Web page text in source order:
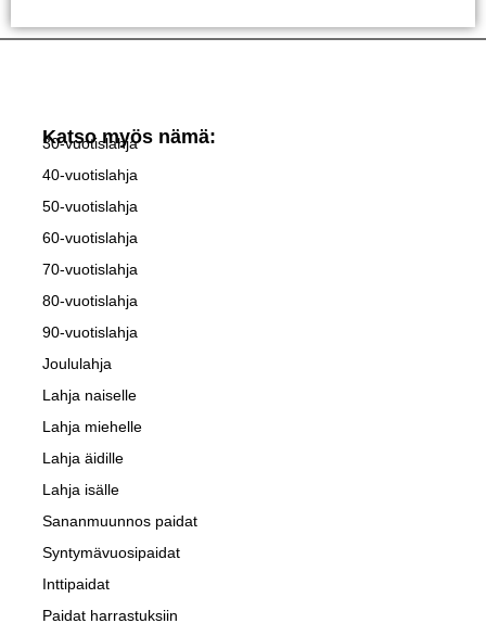
Katso myös nämä:
30-vuotislahja
40-vuotislahja
50-vuotislahja
60-vuotislahja
70-vuotislahja
80-vuotislahja
90-vuotislahja
Joululahja
Lahja naiselle
Lahja miehelle
Lahja äidille
Lahja isälle
Sananmuunnos paidat
Syntymävuosipaidat
Inttipaidat
Paidat harrastuksiin